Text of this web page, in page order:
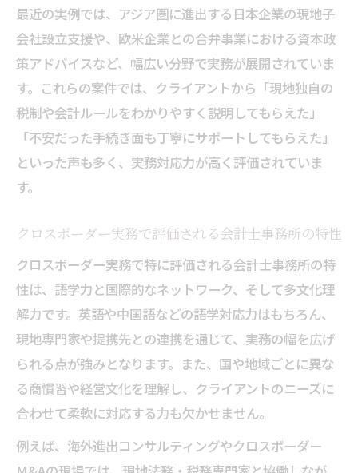
実務で評価される会計士事務所の分析・提
案力
グローバル案件に強くなるための事務所選び
会計士事務所選びで注目すべきグローバル
対応力
クロスボーダー案件で実績豊富な会計士事
務所の探し方
グローバル案件に最適な会計士事務所の特
徴
会計士事務所の選定基準と成長できる環境
とは
実務で差がつくクロスボーダー対応の極意
会計士事務所の実務で活きるクロスボーダ
ー対応術
国際案件で成功する会計士事務所の現場ノ
ウハウ
最近の実例では、アジア圏に進出する日本企業の現地子
会社設立支援や、欧米企業との合弁事業における資本政
策アドバイスなど、幅広い分野で実務が展開されていま
す。これらの案件では、クライアントから「現地独自の
税制や会計ルールをわかりやすく説明してもらえた」
「不安だった手続き面も丁寧にサポートしてもらえた」
といった声も多く、実務対応力が高く評価されていま
す。
クロスボーダー実務で評価される会計士事務所の特性
クロスボーダー実務で特に評価される会計士事務所の特
性は、語学力と国際的なネットワーク、そして多文化理
解力です。英語や中国語などの語学対応力はもちろん、
現地専門家や提携先との連携を通じて、実務の幅を広げ
られる点が強みとなります。また、国や地域ごとに異な
る商慣習や経営文化を理解し、クライアントのニーズに
合わせて柔軟に対応する力も欠かせません。
例えば、海外進出コンサルティングやクロスボーダー